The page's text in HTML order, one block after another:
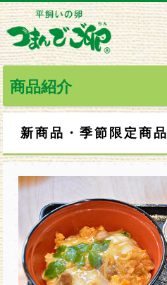
商品紹介
新商品・季節限定商品